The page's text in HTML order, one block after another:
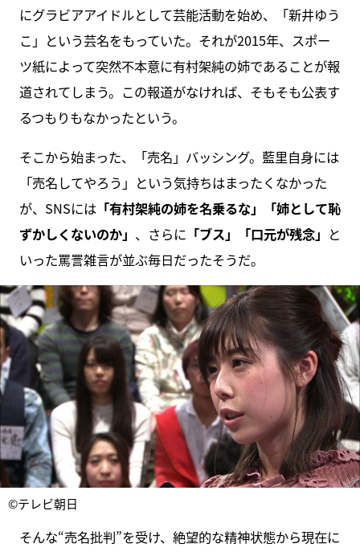
にグラビアアイドルとして芸能活動を始め、「新井ゆう
こ」という芸名をもっていた。それが2015年、スポー
ツ紙によって突然不本意に有村架純の姉であることが報
道されてしまう。この報道がなければ、そもそも公表す
るつもりもなかったという。
そこから始まった、「売名」バッシング。藍里自身には
「売名してやろう」という気持ちはまったくなかった
が、SNSには「有村架純の姉を名乗るな」「姉として恥
ずかしくないのか」 、さらに 「ブス」「口元が残念」 と
いった罵詈雑言が並ぶ毎日だったそうだ。
©テレビ朝日
そんな“売名批判”を受け、絶望的な精神状態から現在に